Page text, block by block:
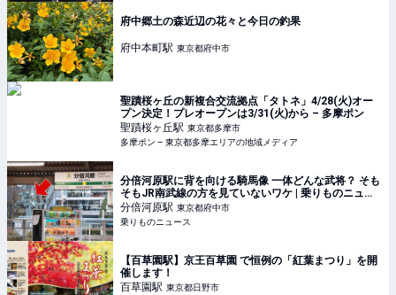
府中郷土の森近辺の花々と今日の釣果
府中本町駅 東京都府中市
聖蹟桜ヶ丘の新複合交流拠点「タトネ」4/28(火)オー
プン決定！プレオープンは3/31(火)から – 多摩ポン
聖蹟桜ヶ丘駅 東京都多摩市
多摩ポン – 東京都多摩エリアの地域メディア
分倍河原駅に背を向ける騎馬像 一体どんな武将？ そも
そもJR南武線の方を見ていないワケ | 乗りものニュー
ス
分倍河原駅 東京都府中市
乗りものニュース
【百草園駅】京王百草園 で恒例の「紅葉まつり」を開
催します！
百草園駅 東京都日野市